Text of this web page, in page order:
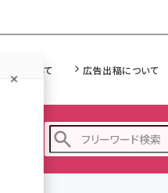
担について 広告出稿について